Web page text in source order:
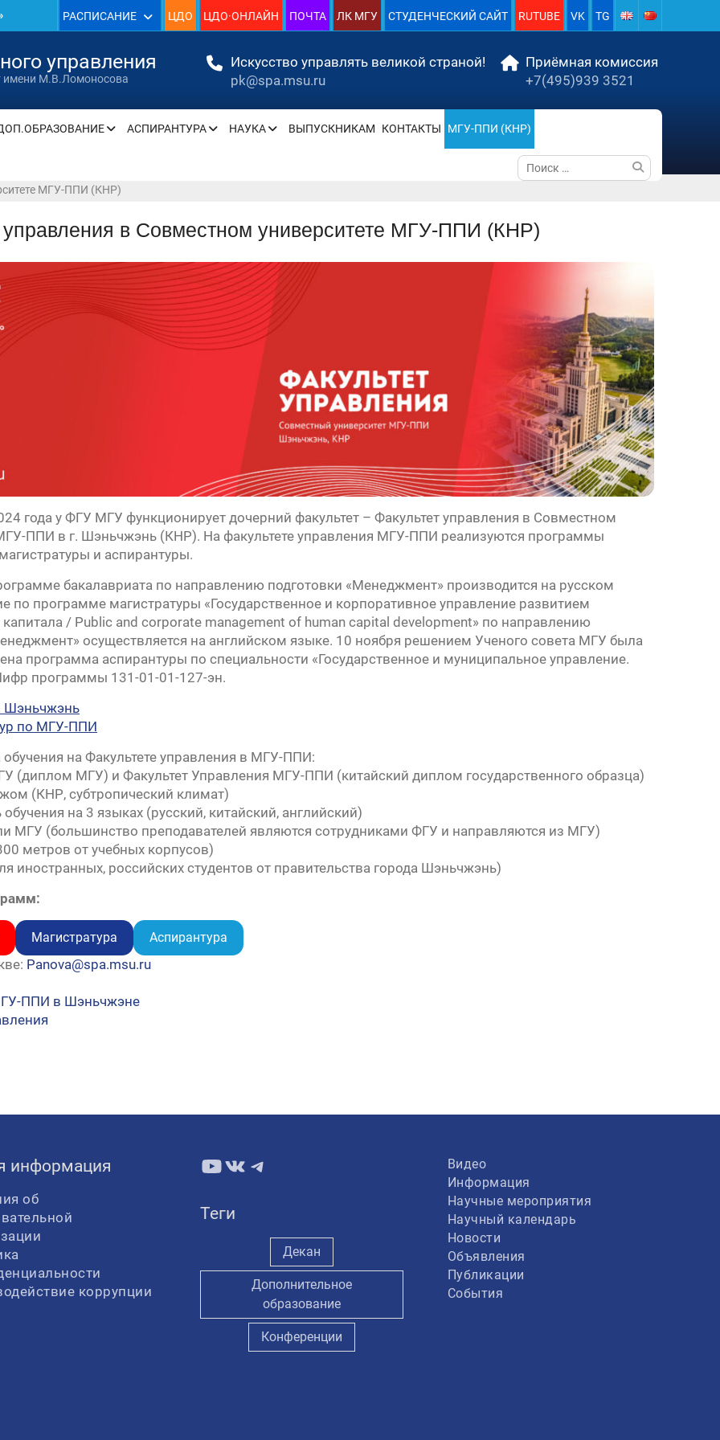
—
—
—
—
РАСПИСАНИЕ ЦДО ЦДО·ОНЛАЙН ПОЧТА ЛК МГУ СТУДЕНЧЕСКИЙ САЙТ RUTUBE VK TG
управления
имени М.В.Ломоносова
Искусство управлять великой страной!
pk@spa.msu.ru
Приёмная комиссия
+7(495)939 3521
АСПИРАНТУРА НАУКА ВЫПУСКНИКАМ КОНТАКТЫ МГУ-ППИ (КНР)
Поиск
по:
МГУ-ППИ (КНР)
управления в Совместном университете МГУ-ППИ (КНР)
года у ФГУ МГУ функционирует дочерний факультет – Факультет управления в Совместном
ППИ в г. Шэньчжэнь (КНР). На факультете управления МГУ-ППИ реализуются программы
и аспирантуры.
бакалавриата по направлению подготовки «Менеджмент» производится на русском
по программе магистратуры «Государственное и корпоративное управление развитием
капитала / Public and corporate management of human capital development» по направлению
осуществляется на английском языке. 10 ноября решением Ученого совета МГУ была
программа аспирантуры по специальности «Государственное и муниципальное управление.
программы 131-01-01-127-эн.
Шэньчжэнь
по МГУ-ППИ
на Факультете управления в МГУ-ППИ:
(диплом МГУ) и Факультет Управления МГУ-ППИ (китайский диплом государственного образца)
(КНР, субтропический климат)
на 3 языках (русский, китайский, английский)
МГУ (большинство преподавателей являются сотрудниками ФГУ и направляются из МГУ)
метров от учебных корпусов)
иностранных, российских студентов от правительства города Шэньчжэнь)
Магистратура Аспирантура
Panova@spa.msu.ru
ППИ в Шэньчжэне
информация
об
коррупции
YouTube
ВКонтакте
Telegram
Теги
Декан
Дополнительное
образование
Конференции
Видео
Информация
Научные мероприятия
Научный календарь
Новости
Объявления
Публикации
События